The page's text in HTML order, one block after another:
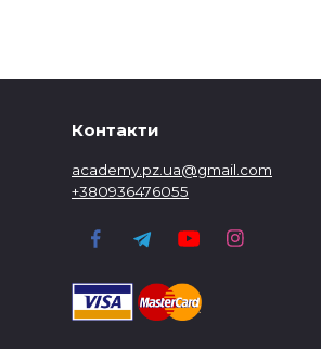
Контакти
academy.pz.ua@gmail.com
+380936476055